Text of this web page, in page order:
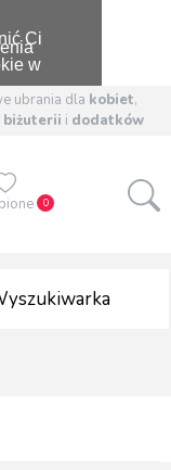
Ci
w
ubrania dla kobiet,
biżuterii i dodatków
0